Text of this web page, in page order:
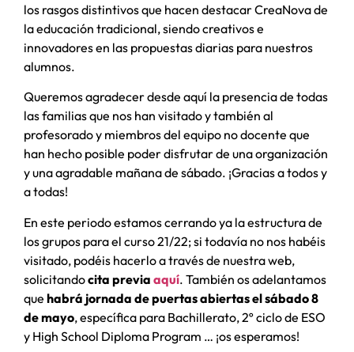
los rasgos distintivos que hacen destacar CreaNova de
la educación tradicional, siendo creativos e
innovadores en las propuestas diarias para nuestros
alumnos.
Queremos agradecer desde aquí la presencia de todas
las familias que nos han visitado y también al
profesorado y miembros del equipo no docente que
han hecho posible poder disfrutar de una organización
y una agradable mañana de sábado. ¡Gracias a todos y
a todas!
En este periodo estamos cerrando ya la estructura de
los grupos para el curso 21/22; si todavía no nos habéis
visitado, podéis hacerlo a través de nuestra web,
solicitandocita previa aquí. También os adelantamos
que habrá jornada de puertas abiertas el sábado 8
de mayo, específica para Bachillerato, 2º ciclo de ESO
y High School Diploma Program … ¡os esperamos!